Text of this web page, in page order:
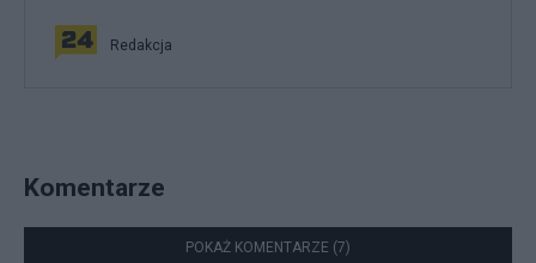
Redakcja
Komentarze
POKAŻ KOMENTARZE (7)